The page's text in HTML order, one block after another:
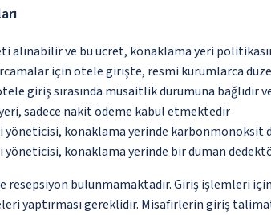
alınabilir ve bu ücret, konaklama yeri
için otele girişte, resmi kurumlarca
giriş sırasında müsaitlik durumuna
sadece nakit ödeme kabul etmektedir
yöneticisi, konaklama yerinde karbonmonoksit
yöneticisi, konaklama yerinde bir duman
resepsiyon bulunmamaktadır. Giriş işlemleri
yaptırması gereklidir. Misafirlerin giriş